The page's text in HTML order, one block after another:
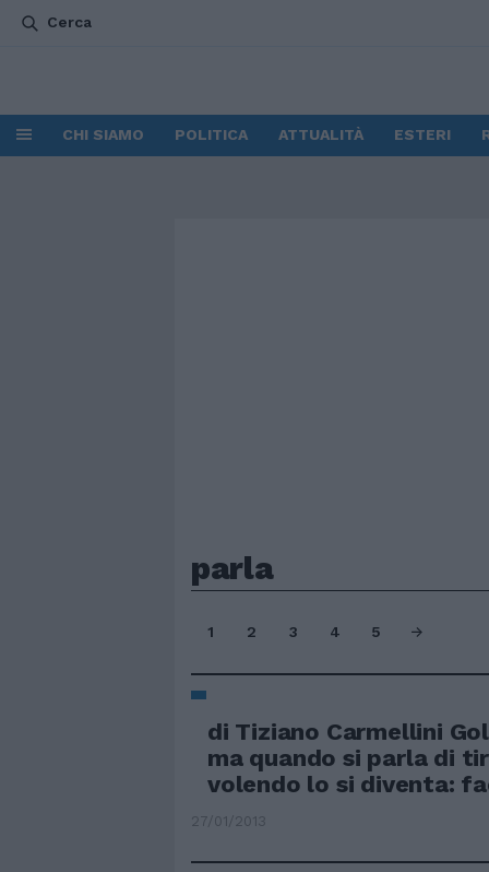
Cerca
CHI SIAMO POLITICA ATTUALITÀ ESTERI
parla
1 2 3 4 5
di Tiziano Carmellini
ma quando si parla di
volendo lo si diventa:
27/01/2013